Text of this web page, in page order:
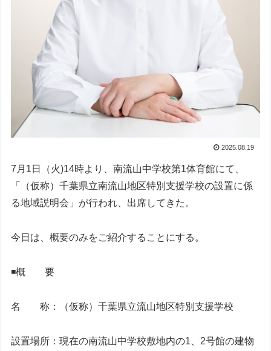
2025.08.19
7月1日（火)14時より、南流山中学校第1体育館にて、
「（仮称）千葉県立南流山地区特別支援学校の設置に係
る地域説明会」が行われ、出席してきた。
今日は、概要のみをご紹介することにする。
◾️概 要
名 称：（仮称）千葉県立流山地区特別支援学校
設置場所：現在の南流山中学校敷地内の1、2号館の建物